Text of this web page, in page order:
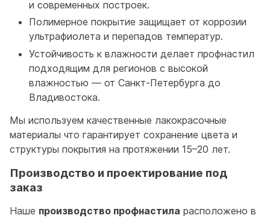
и современных построек.
Полимерное покрытие защищает от коррозии
ультрафиолета и перепадов температур.
Устойчивость к влажности делает профнастил
подходящим для регионов с высокой
влажностью — от Санкт-Петербурга до
Владивостока.
Мы используем качественные лакокрасочные
материалы что гарантирует сохранение цвета и
структуры покрытия на протяжении 15–20 лет.
Производство и проектирование под
заказ
Наше производство профнастила расположено в